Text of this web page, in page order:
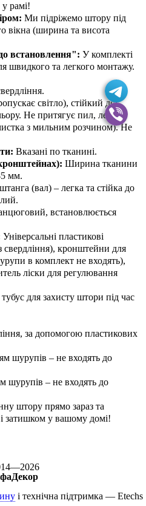
рамі!
Ми підріжемо штору під
вікна (ширина та висота
встановлення": У комплекті
швидкого та легкого монтажу.
світло), стійкий до
Не притягує пил, легко
з мильним розчином). Не
Вказані по тканині.
Ширина тканини
мм.
(вал) – легка та стійка до
встановлюється
Універсальні пластикові
свердління), кронштейни для
в комплект не входять),
ліски для регулювання
для захисту штори під час
за допомогою пластикових
шурупів – не входять до
шурупів – не входять до
штору прямо зараз та
затишком у вашому домі!
і технічна підтримка — Etechs